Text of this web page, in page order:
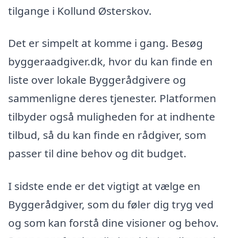
tilgange i Kollund Østerskov.
Det er simpelt at komme i gang. Besøg
byggeraadgiver.dk, hvor du kan finde en
liste over lokale Byggerådgivere og
sammenligne deres tjenester. Platformen
tilbyder også muligheden for at indhente
tilbud, så du kan finde en rådgiver, som
passer til dine behov og dit budget.
I sidste ende er det vigtigt at vælge en
Byggerådgiver, som du føler dig tryg ved
og som kan forstå dine visioner og behov.